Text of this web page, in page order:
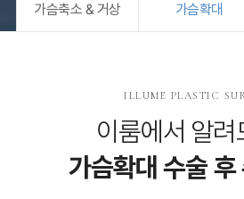
가슴축소 & 거상 가슴확대
ILLUME PLASTIC
이룸에서 알려
가슴확대 수술 후